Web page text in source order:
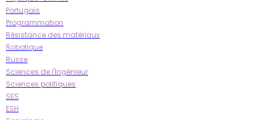
Portugais
Programmation
Résistance des matériaux
Robotique
Russe
Sciences de l'Ingénieur
Sciences politiques
SES
ESH